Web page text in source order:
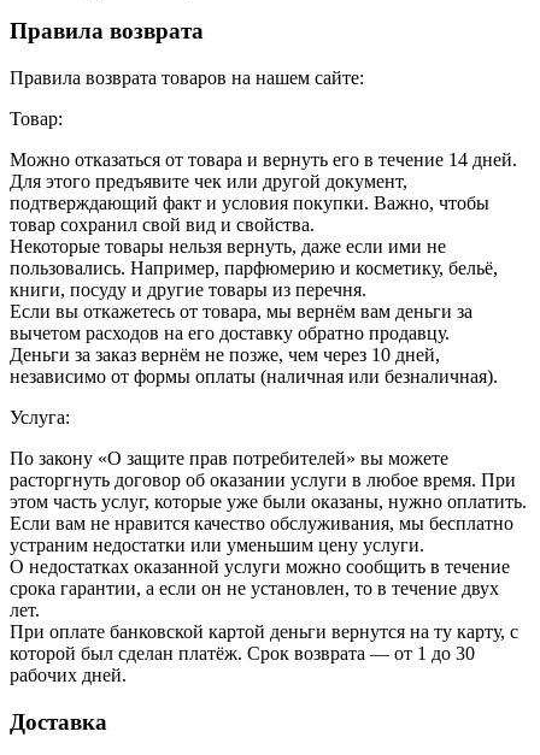
Правила возврата
Правила возврата товаров на нашем сайте:
Товар:
Можно отказаться от товара и вернуть его в течение 14 дней.
Для этого предъявите чек или другой документ,
подтверждающий факт и условия покупки. Важно, чтобы
товар сохранил свой вид и свойства.
Некоторые товары нельзя вернуть, даже если ими не
пользовались. Например, парфюмерию и косметику, бельё,
книги, посуду и другие товары из перечня.
Если вы откажетесь от товара, мы вернём вам деньги за
вычетом расходов на его доставку обратно продавцу.
Деньги за заказ вернём не позже, чем через 10 дней,
независимо от формы оплаты (наличная или безналичная).
Услуга:
По закону «О защите прав потребителей» вы можете
расторгнуть договор об оказании услуги в любое время. При
этом часть услуг, которые уже были оказаны, нужно оплатить.
Если вам не нравится качество обслуживания, мы бесплатно
устраним недостатки или уменьшим цену услуги.
О недостатках оказанной услуги можно сообщить в течение
срока гарантии, а если он не установлен, то в течение двух
лет.
При оплате банковской картой деньги вернутся на ту карту, с
которой был сделан платёж. Срок возврата — от 1 до 30
рабочих дней.
Доставка